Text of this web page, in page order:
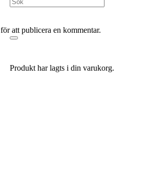
Produkt har lagts i din varukorg.
för att publicera en kommentar.